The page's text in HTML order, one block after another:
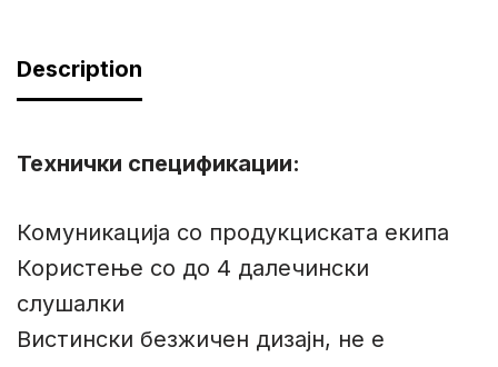
Description
Технички спецификации:
Комуникација со продукциската екипа
Користење со до 4 далечински
слушалки
Вистински безжичен дизајн, не е